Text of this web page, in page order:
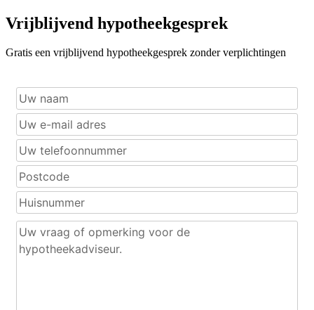
Vrijblijvend hypotheekgesprek
Gratis een vrijblijvend hypotheekgesprek zonder verplichtingen